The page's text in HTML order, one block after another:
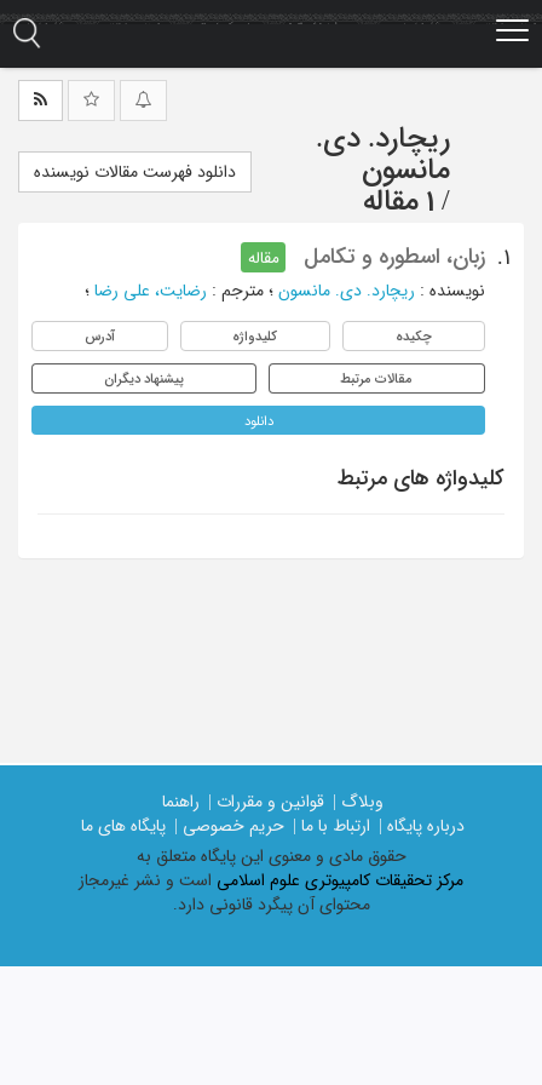
Skip
ریچارد. دی.
مانسون
/ 1 مقاله
دانلود فهرست مقالات نویسنده
1. زبان، اسطوره و تکامل
مقاله
نویسنده : ریچارد. دی. مانسون ؛ مترجم : رضایت، علی رضا ؛
چکیده کلیدواژه آدرس
مقالات مرتبط پیشنهاد دیگران
دانلود
کلیدواژه های مرتبط
وبلاگ | قوانین و مقررات |
راهنما
درباره پایگاه |
ارتباط با ما | حریم خصوصی |
پایگاه های ما
حقوق مادی و معنوی اين پايگاه متعلق به
مرکز تحقیقات کامپیوتری علوم اسلامی است و نشر غیرمجاز
محتوای آن پیگرد قانونی دارد.